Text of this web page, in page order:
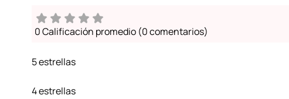
0 Calificación promedio (0 comentarios)
5 estrellas
4 estrellas